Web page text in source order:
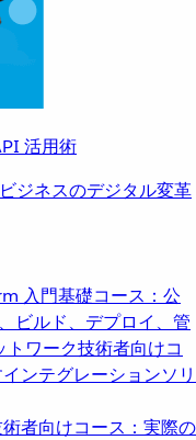
活用術
ジネスのデジタル変革
入門基礎コース：公
ビルド、デプロイ、管
トワーク技術者向けコ
ンテグレーションソリ
者向けコース：実際の